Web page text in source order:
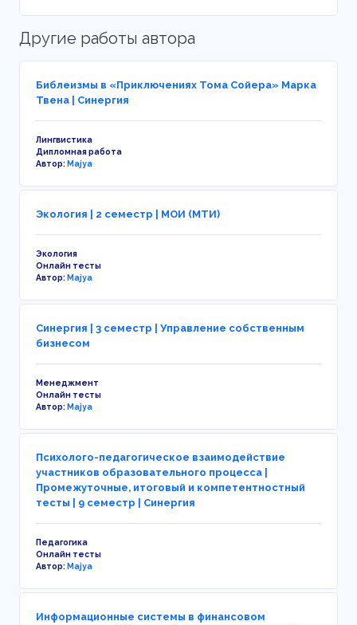
Другие работы автора
Библеизмы в «Приключениях Тома Сойера» Марка
Твена | Синергия
Лингвистика
Дипломная работа
Автор:Majya
Экология | 2 семестр | МОИ (МТИ)
Экология
Онлайн тесты
Автор:Majya
Синергия | 3 семестр | Управление собственным
бизнесом
Менеджмент
Онлайн тесты
Автор:Majya
Психолого-педагогическое взаимодействие
участников образовательного процесса |
Промежуточные, итоговый и компетентностный
тесты | 9 семестр | Синергия
Педагогика
Онлайн тесты
Автор:Majya
Информационные системы в финансовом